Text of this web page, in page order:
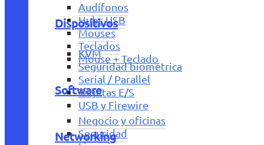
Audífonos
Hubs USB
Mouses
Teclados
Mouse + Teclado
Software
Negocio y oficinas
Seguridad
Dispositivos
KVM
Seguridad biométrica
Serial / Parallel
Tarjetas E/S
USB y Firewire
Networking